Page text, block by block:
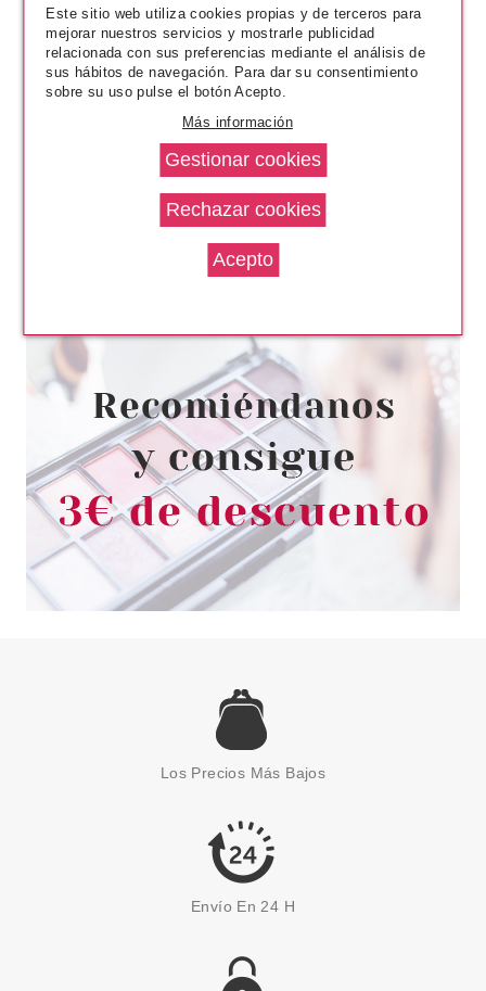
-20%
desde
3.99€
ESSENCE
ESSENCE SKIN LOVIN'
SENSITIVE CORRECTOR 25
MEDIUM OLIVE
2.60€
Los Precios Más Bajos
Envío En 24 H
Este sitio web utiliza cookies propias y de terceros para
mejorar nuestros servicios y mostrarle publicidad
relacionada con sus preferencias mediante el análisis de
sus hábitos de navegación. Para dar su consentimiento
sobre su uso pulse el botón Acepto.
Más información